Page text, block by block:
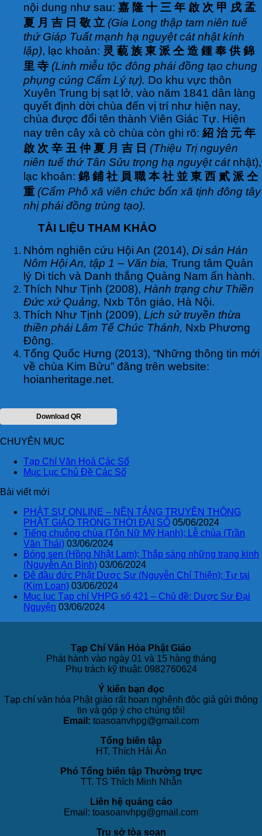
nội dung như sau: 嘉 隆 十 三 年 啟 次 甲 戌 孟
夏 月 吉 日 敬 立 (Gia Long thập tam niên tuế
thứ Giáp Tuất mạnh hạ nguyệt cát nhật kính
lập), lạc khoản: 灵 藐 族 東 派 仝 造 鍾 奉 供 錦
里 寺 (Linh miễu tộc đông phái đồng tạo chung
phụng cúng Cẩm Lý tự). Do khu vực thôn
Xuyên Trung bị sạt lở, vào năm 1841 dân làng
quyết định dời chùa đến vị trí như hiện nay,
chùa được đổi tên thành Viên Giác Tự. Hiện
nay trên cây xà cò chùa còn ghi rõ: 紹 治 元 年
啟 次 辛 丑 仲 夏 月 吉 日 (Thiệu Trị nguyên
niên tuế thứ Tân Sửu trọng hạ nguyệt cát nhật),
lạc khoản: 錦 鋪 社 員 職 本 社 並 東 西 貳 派 仝
重 (Cẩm Phô xã viên chức bổn xã tịnh đông tây
nhị phái đồng trùng tạo).
TÀI LIỆU THAM KHẢO
Nhóm nghiên cứu Hội An (2014), Di sản Hán
Nôm Hội An, tập 1 – Văn bia, Trung tâm Quản
lý Di tích và Danh thắng Quảng Nam ấn hành.
Thích Như Tịnh (2008), Hành trạng chư Thiền
Đức xứ Quảng, Nxb Tôn giáo, Hà Nội.
Thích Như Tịnh (2009), Lịch sử truyền thừa
thiền phái Lâm Tế Chúc Thánh, Nxb Phương
Đông.
Tống Quốc Hưng (2013), “Những thông tin mới
về chùa Kim Bửu” đăng trên website:
hoianheritage.net.
Download QR
CHUYÊN MỤC
Tạp Chí Văn Hoá Các Số
Mục Lục Chủ Đề Các Số
Bài viết mới
PHẬT SỰ ONLINE – NỀN TẢNG TRUYỀN THÔNG
PHẬT GIÁO TRONG THỜI ĐẠI SỐ 05/06/2024
Tiếng chuông chùa (Tôn Nữ Mỹ Hạnh); Lễ chùa (Trần
Văn Thái) 03/06/2024
Bóng sen (Hồng Nhật Lam); Thắp sáng những trang kinh
(Nguyễn An Bình) 03/06/2024
Đê đầu đức Phật Dược Sư (Nguyễn Chí Thiện); Tự tại
(Kim Loan) 03/06/2024
Mục lục Tạp chí VHPG số 421 – Chủ đề: Dược Sư Đại
Nguyện 03/06/2024
Tạp Chí Văn Hóa Phật Giáo
Phát hành vào ngày 01 và 15 hàng tháng
Phụ trách kỹ thuật: 0982760624
Ý kiến bạn đọc
Tạp chí văn hóa Phật giáo rất hoan nghênh độc giả gửi thông
tin và góp ý cho chúng tôi!
Email: toasoanvhpg@gmail.com
Tổng biên tập
HT. Thích Hải Ấn
Phó Tổng biên tập Thường trực
TT. TS Thích Minh Nhẫn
Liên hệ quảng cáo
Email: toasoanvhpg@gmail.com
Trụ sở tòa soạn